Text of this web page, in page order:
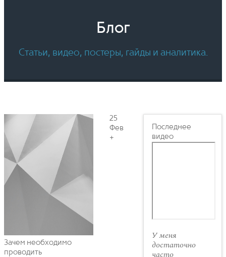
Блог
Статьи, видео, постеры, гайды и аналитика.
Зачем необходимо
проводить
25
Фев
+
Последнее
видео
У меня
достаточно
часто